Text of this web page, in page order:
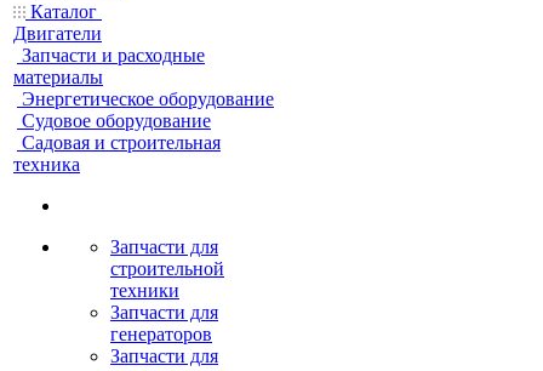
Каталог
Двигатели
Запчасти и расходные
материалы
Энергетическое оборудование
Судовое оборудование
Садовая и строительная
техника
Запчасти для
строительной
техники
Запчасти для
генераторов
Запчасти для